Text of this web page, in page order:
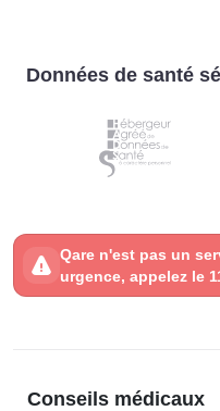
Données de santé
Qare n'est pas un
urgence, appelez le
Conseils médicaux